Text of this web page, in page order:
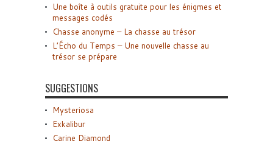
Une boîte à outils gratuite pour les énigmes et
messages codés
Chasse anonyme – La chasse au trésor
L’Écho du Temps – Une nouvelle chasse au
trésor se prépare
SUGGESTIONS
Mysteriosa
Exkalibur
Carine Diamond